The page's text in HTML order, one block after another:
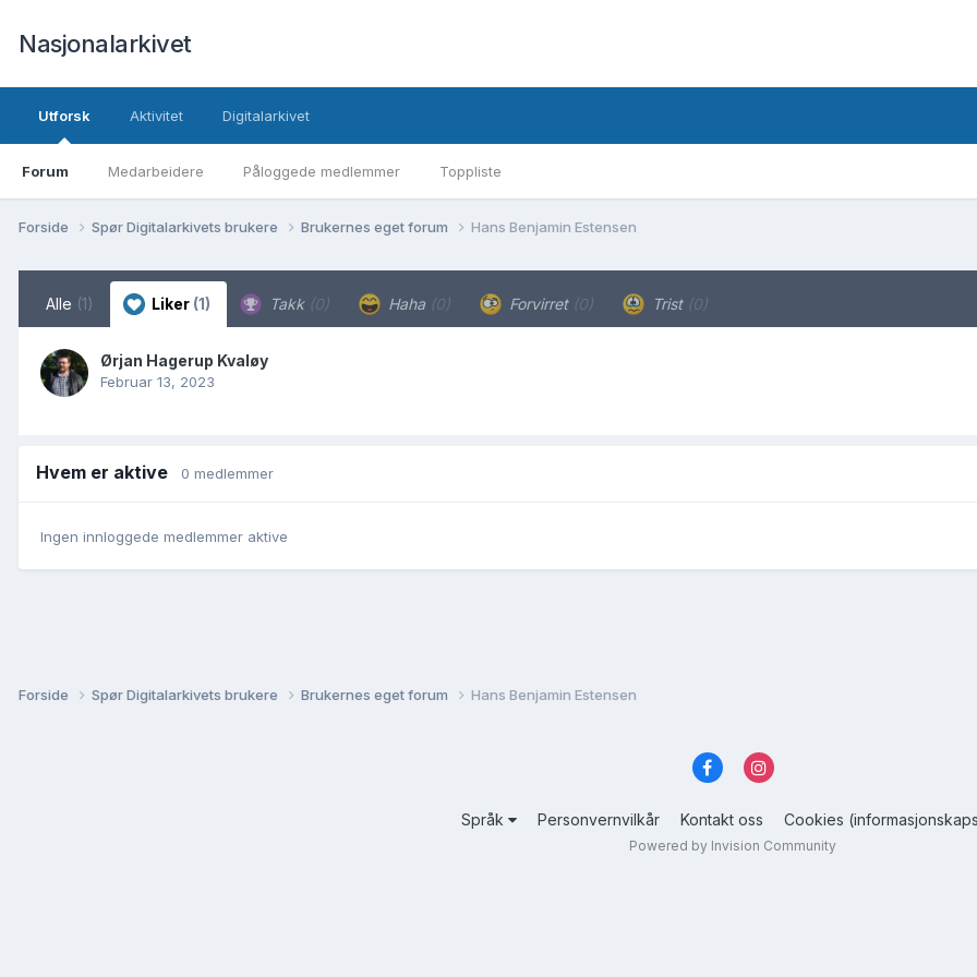
Nasjonalarkivet
Utforsk
Forum Medarbeidere Påloggede medlemmer Toppliste
Aktivitet Digitalarkivet
Forside Spør Digitalarkivets brukere Brukernes eget forum Hans Benjamin Estensen
Alle (1) Liker (1) Takk (0) Haha (0) Forvirret (0) Trist (0)
Ørjan Hagerup Kvaløy
Februar 13, 2023
Hvem er aktive 0 medlemmer
Ingen innloggede medlemmer aktive
Forside Spør Digitalarkivets brukere Brukernes eget forum Hans Benjamin Estensen
Språk Personvernvilkår Kontakt oss Cookies
Powered by Invision Community